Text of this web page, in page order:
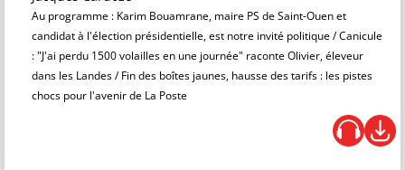
Au programme : Karim Bouamrane, maire PS de Saint-Ouen et
candidat à l'élection présidentielle, est notre invité politique / Canicule
: "J'ai perdu 1500 volailles en une journée" raconte Olivier, éleveur
dans les Landes / Fin des boîtes jaunes, hausse des tarifs : les pistes
chocs pour l'avenir de La Poste